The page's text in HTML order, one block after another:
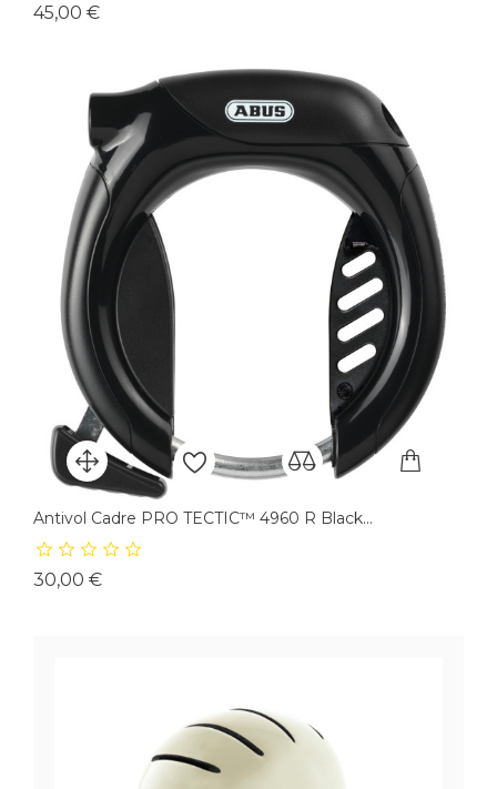
45,00 €Prix
Antivol Cadre PRO TECTIC™ 4960 R Black...
30,00 €Prix